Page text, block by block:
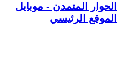
الحوار المتمدن - موبايل
الموقع الرئيسي